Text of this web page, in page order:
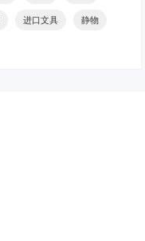
进口文具 静物